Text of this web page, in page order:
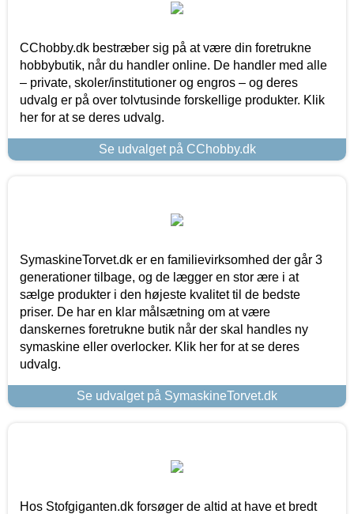
CChobby.dk bestræber sig på at være din foretrukne
hobbybutik, når du handler online. De handler med alle
– private, skoler/institutioner og engros – og deres
udvalg er på over tolvtusinde forskellige produkter. Klik
her for at se deres udvalg.
Se udvalget på CChobby.dk
SymaskineTorvet.dk er en familievirksomhed der går 3
generationer tilbage, og de lægger en stor ære i at
sælge produkter i den højeste kvalitet til de bedste
priser. De har en klar målsætning om at være
danskernes foretrukne butik når der skal handles ny
symaskine eller overlocker. Klik her for at se deres
udvalg.
Se udvalget på SymaskineTorvet.dk
Hos Stofgiganten.dk forsøger de altid at have et bredt